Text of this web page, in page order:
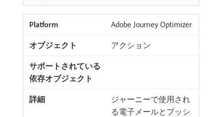
Adobe Journey Optimizer
アクション
ジャーニーで使用され
る電子メールとプッシ